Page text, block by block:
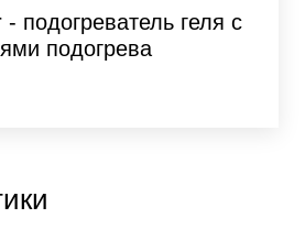
подогреватель геля с
подогрева